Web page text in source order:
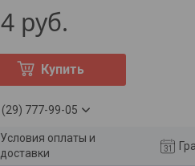
руб.
Купить
(29) 777-99-05
Условия оплаты и
доставки